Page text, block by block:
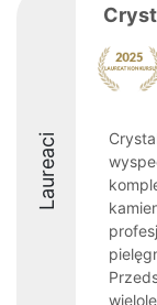
Laureaci